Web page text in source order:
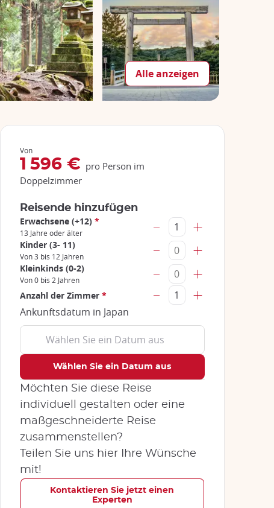
Alle anzeigen
Von
1 596 € pro Person im
Doppelzimmer
Reisende hinzufügen
Erwachsene (+12) *
13 Jahre oder älter
Kinder (3- 11)
Von 3 bis 12 Jahren
Kleinkinds (0-2)
Von 0 bis 2 Jahren
Anzahl der Zimmer *
Ankunftsdatum in Japan
Möchten Sie diese Reise
individuell gestalten oder eine
maßgeschneiderte Reise
zusammenstellen?
Teilen Sie uns hier Ihre Wünsche
mit!
Kontaktieren Sie jetzt einen
Experten